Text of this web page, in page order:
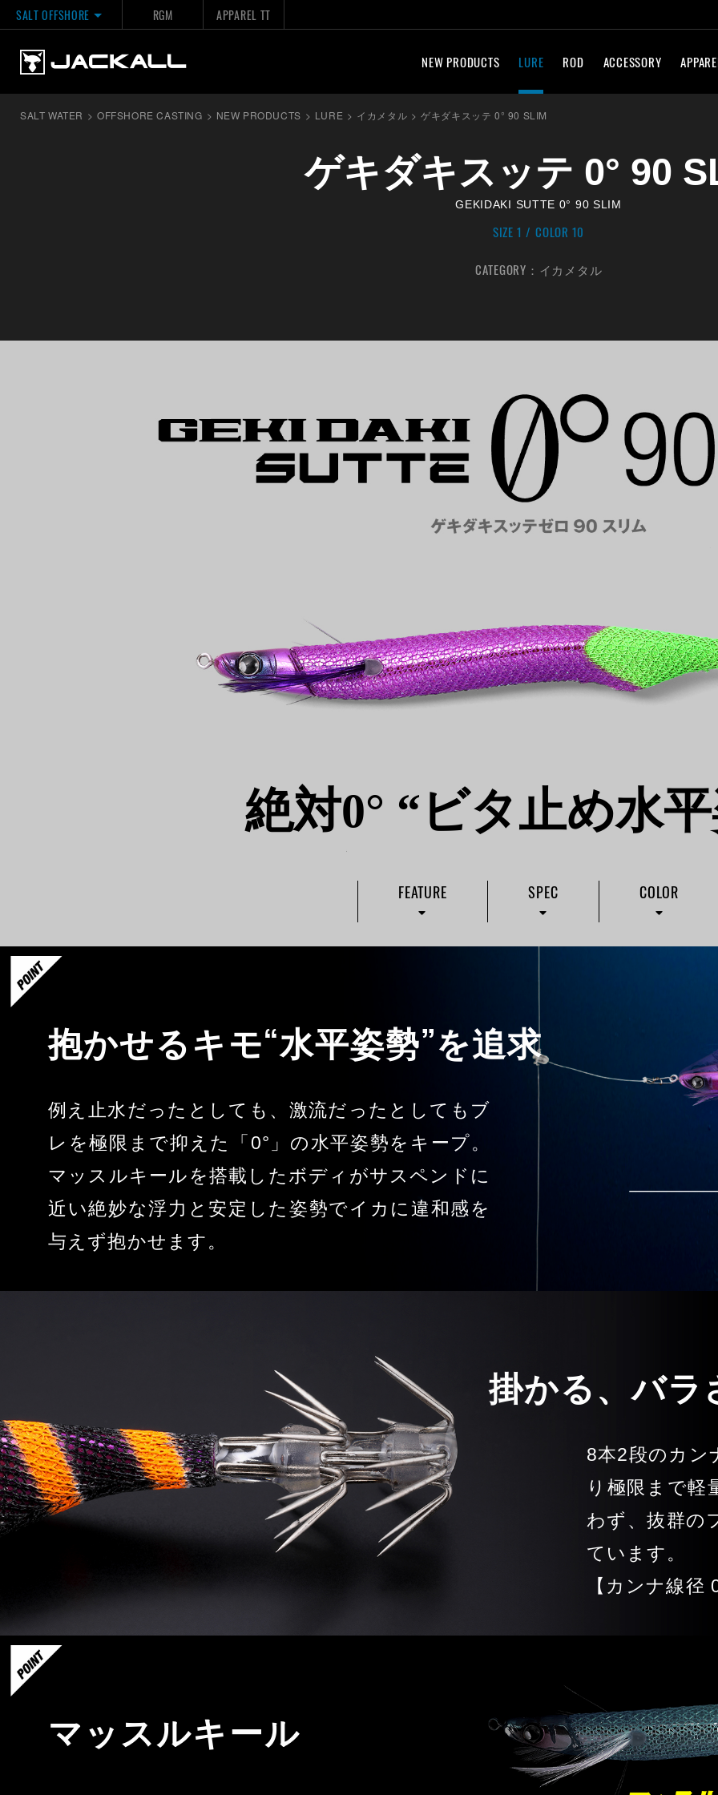
SALT OFFSHORE RGM APPAREL TT
NEW PRODUCTS LURE ROD ACCESSORY
SALT WATER > OFFSHORE CASTING > NEW PRODUCTS > LURE > イカメタル > ゲキダキスッテ 0° 90 SLIM
ゲキダキスッテ 0° 90
GEKIDAKI SUTTE 0° 90 SLIM
SIZE 1
COLOR 10
CATEGORY： イカメタル
絶対0° “ビタ止め水
FEATURE SPEC COLOR
抱かせるキモ“水平姿勢”を追求
例え止水だったとしても、激流だったとしてもブ
レを極限まで抑えた「0°」の水平姿勢をキープ。
マッスルキールを搭載したボディがサスペンドに
近い絶妙な浮力と安定した姿勢でイカに違和感を
与えず抱かせます。
掛かる、バ
8本2段のカン
り極限まで軽
わず、抜群の
ています。
【カンナ線径
マッスルキール